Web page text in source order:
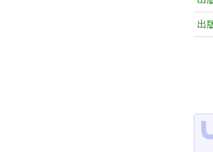
出